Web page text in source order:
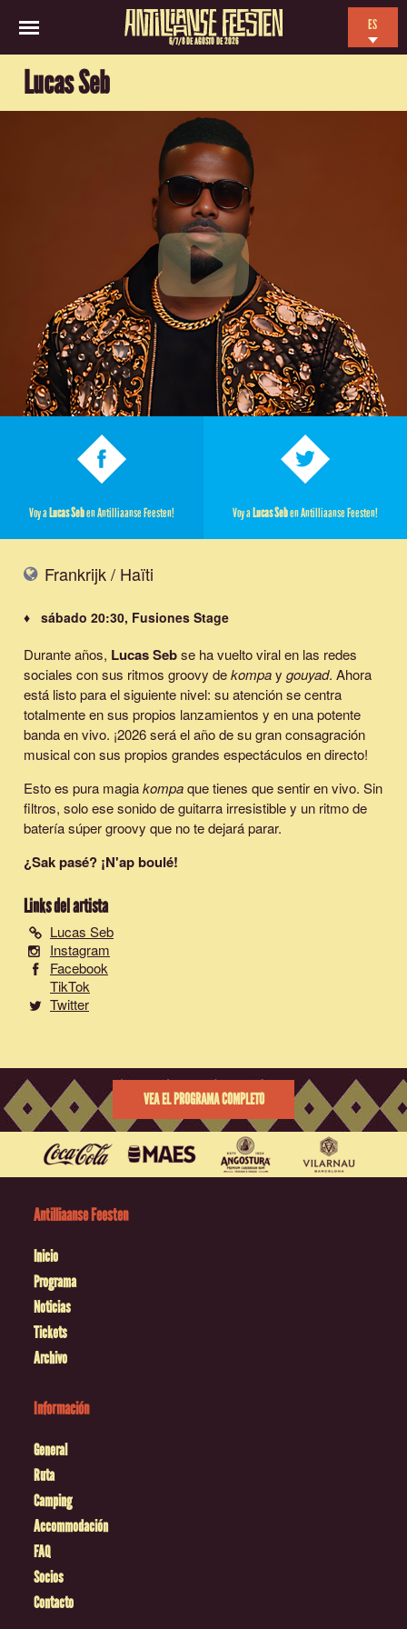
6/7/8 DE AGOSTO DE 2026
ES
Lucas Seb
Voy aLucas Seben Antilliaanse Feesten! Voy aLucas Seben Antilliaanse Feesten!
Frankrijk / Haïti
♦ sábado 20:30, Fusiones Stage
Durante años, Lucas Sebse ha vuelto viral en las redes
sociales con sus ritmos groovy dekompay gouyad. Ahora
está listo para el siguiente nivel: su atención se centra
totalmente en sus propios lanzamientos y en una potente
banda en vivo. ¡2026 será el año de su gran consagración
musical con sus propios grandes espectáculos en directo!
Esto es pura magiakompaque tienes que sentir en vivo. Sin
filtros, solo ese sonido de guitarra irresistible y un ritmo de
batería súper groovy que no te dejará parar.
¿Sak pasé? ¡N'ap boulé!
Links del artista
Lucas Seb
Instagram
Facebook
TikTok
Twitter
VEA EL PROGRAMA COMPLETO
Antilliaanse Feesten
Inicio
Programa
Noticias
Tickets
Archivo
Información
General
Ruta
Camping
Accommodación
FAQ
Socios
Contacto